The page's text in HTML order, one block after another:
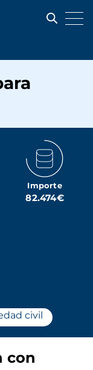
Importe
82.474€
civil
con